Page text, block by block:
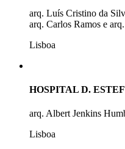
arq. Luís Cristino da
arq. Carlos Ramos e
Lisboa
HOSPITAL D.
arq. Albert Jenkins
Lisboa